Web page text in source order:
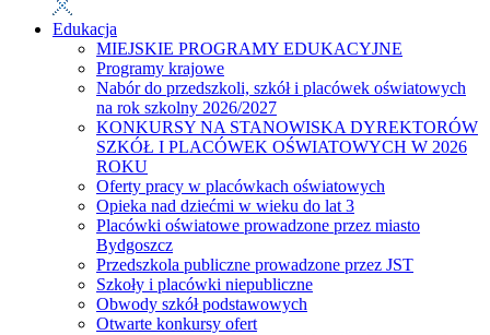
Edukacja
MIEJSKIE PROGRAMY EDUKACYJNE
Programy krajowe
Nabór do przedszkoli, szkół i placówek oświatowych
na rok szkolny 2026/2027
KONKURSY NA STANOWISKA DYREKTORÓW
SZKÓŁ I PLACÓWEK OŚWIATOWYCH W 2026
ROKU
Oferty pracy w placówkach oświatowych
Opieka nad dziećmi w wieku do lat 3
Placówki oświatowe prowadzone przez miasto
Bydgoszcz
Przedszkola publiczne prowadzone przez JST
Szkoły i placówki niepubliczne
Obwody szkół podstawowych
Otwarte konkursy ofert